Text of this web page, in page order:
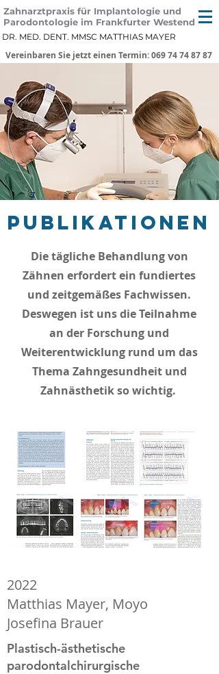
Zahnarztpraxis für Implantologie und
Parodontologie im Frankfurter Westend
DR. MED. DENT. MMSC MATTHIAS MAYER
Vereinbaren Sie jetzt einen Termin: 069 74 74 87 87
Publikationen
Die tägliche Behandlung von
Zähnen erfordert ein fundiertes
und zeitgemäßes Fachwissen.
Deswegen ist uns die Teilnahme
an der Forschung und
Weiterentwicklung rund um das
Thema Zahngesundheit und
Zahnästhetik so wichtig.
2022
Matthias Mayer, Moyo
Josefina Brauer
Plastisch-ästhetische
parodontalchirurgische